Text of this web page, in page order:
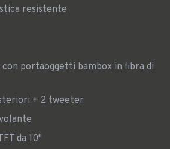
resistente
+ 2 tweeter
da 10"